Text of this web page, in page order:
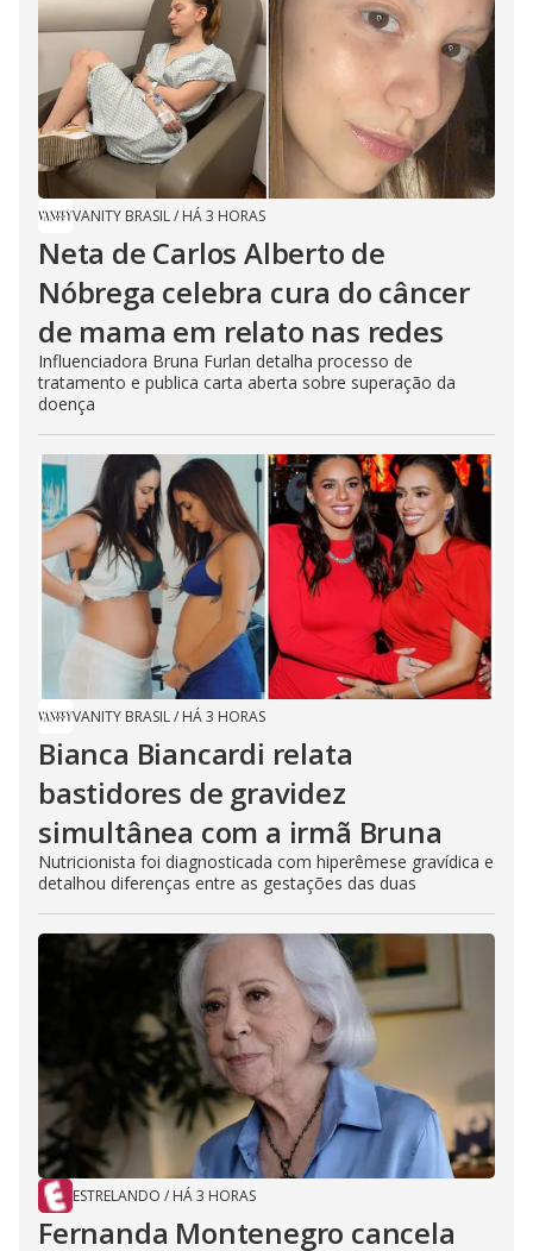
VANITY BRASIL/ HÁ 3 HORAS
Neta de Carlos Alberto de
Nóbrega celebra cura do câncer
de mama em relato nas redes
Influenciadora Bruna Furlan detalha processo de
tratamento e publica carta aberta sobre superação da
doença
VANITY BRASIL/ HÁ 3 HORAS
Bianca Biancardi relata
bastidores de gravidez
simultânea com a irmã Bruna
Nutricionista foi diagnosticada com hiperêmese gravídica e
detalhou diferenças entre as gestações das duas
ESTRELANDO / HÁ 3 HORAS
Fernanda Montenegro cancela